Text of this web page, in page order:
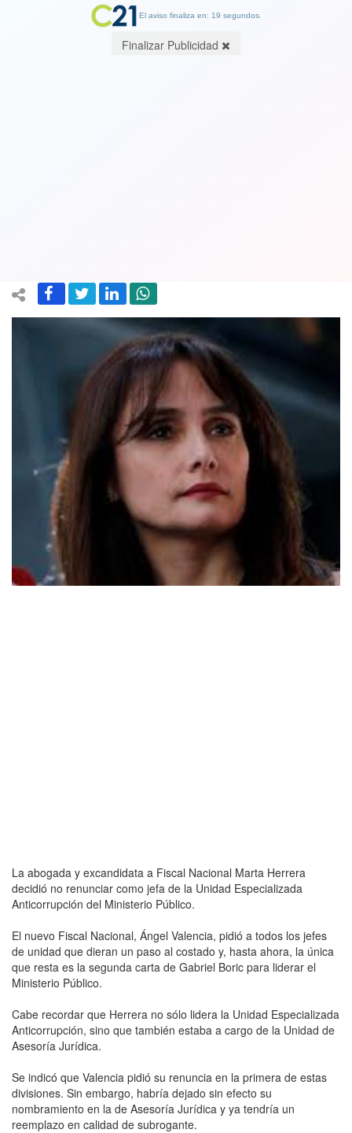
La abogada y excandidata a Fiscal Nacional Marta Herrera
decidió no renunciar como jefa de la Unidad Especializada
Anticorrupción del Ministerio Público.
El nuevo Fiscal Nacional, Ángel Valencia, pidió a todos los jefes
de unidad que dieran un paso al costado y, hasta ahora, la única
que resta es la segunda carta de Gabriel Boric para liderar el
Ministerio Público.
Cabe recordar que Herrera no sólo lidera la Unidad Especializada
Anticorrupción, sino que también estaba a cargo de la Unidad de
Asesoría Jurídica.
Se indicó que Valencia pidió su renuncia en la primera de estas
divisiones. Sin embargo, habría dejado sin efecto su
nombramiento en la de Asesoría Jurídica y ya tendría un
reemplazo en calidad de subrogante.
El aviso finaliza en: 19 segundos.
Finalizar Publicidad